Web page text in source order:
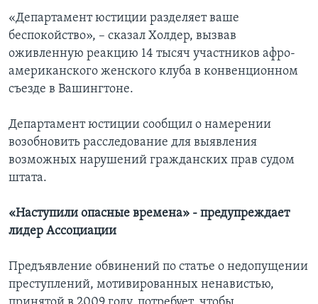
«Департамент юстиции разделяет ваше
беспокойство», – сказал Холдер, вызвав
оживленную реакцию 14 тысяч участников афро-
американского женского клуба в конвенционном
съезде в Вашингтоне.
Департамент юстиции сообщил о намерении
возобновить расследование для выявления
возможных нарушений гражданских прав судом
штата.
«Наступили опасные времена» - предупреждает
лидер Ассоциации
Предъявление обвинений по статье о недопущении
преступлений, мотивированных ненавистью,